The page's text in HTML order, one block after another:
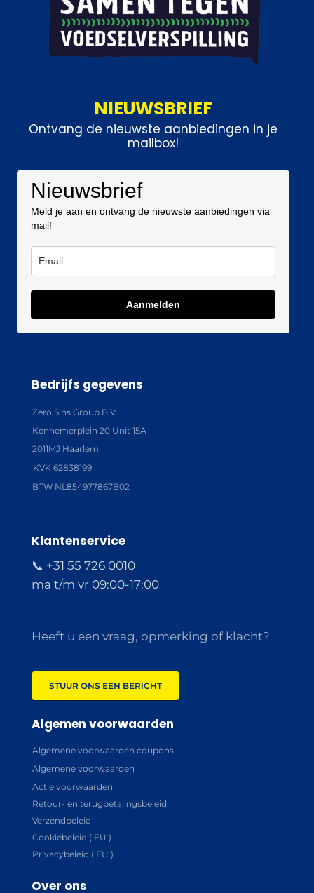
NIEUWSBRIEF
Ontvang de nieuwste aanbiedingen in je
mailbox!
Nieuwsbrief
Meld je aan en ontvang de nieuwste aanbiedingen via
mail!
Aanmelden
Bedrijfs gegevens
Zero Sins Group B.V.
Kennemerplein 20 Unit 15A
2011MJ Haarlem
KVK 62838199
BTW NL854977867B02
Klantenservice
📞 +31 55 726 0010
ma t/m vr 09:00-17:00
Heeft u een vraag, opmerking of klacht?
STUUR ONS EEN BERICHT
Algemen voorwaarden
Algemene voorwaarden coupons
Algemene voorwaarden
Actie voorwaarden
Retour- en terugbetalingsbeleid
Verzendbeleid
Cookiebeleid ( EU )
Privacybeleid ( EU )
Over ons